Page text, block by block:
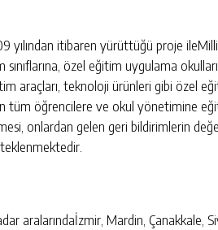
yılından itibaren yürüttüğü proje
sınıflarına, özel eğitim uygulama
araçları, teknoloji ürünleri gibi özel
tüm öğrencilere ve okul yönetimine
onlardan gelen geri bildirimlerin
aralarındaİzmir, Mardin, Çanakkale,